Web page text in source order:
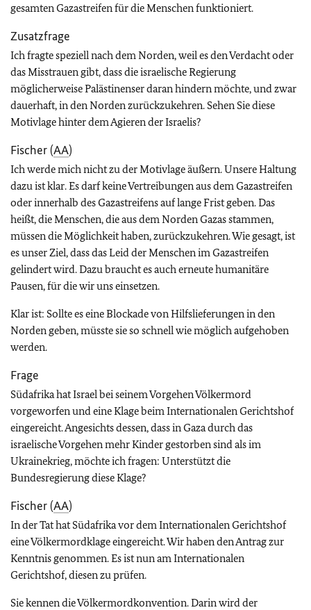
gesamten Gazastreifen für die Menschen funktioniert.
Zusatzfrage
Ich fragte speziell nach dem Norden, weil es den Verdacht oder
das Misstrauen gibt, dass die israelische Regierung
möglicherweise Palästinenser daran hindern möchte, und zwar
dauerhaft, in den Norden zurückzukehren. Sehen Sie diese
Motivlage hinter dem Agieren der Israelis?
Fischer (AA)
Ich werde mich nicht zu der Motivlage äußern. Unsere Haltung
dazu ist klar. Es darf keine Vertreibungen aus dem Gazastreifen
oder innerhalb des Gazastreifens auf lange Frist geben. Das
heißt, die Menschen, die aus dem Norden Gazas stammen,
müssen die Möglichkeit haben, zurückzukehren. Wie gesagt, ist
es unser Ziel, dass das Leid der Menschen im Gazastreifen
gelindert wird. Dazu braucht es auch erneute humanitäre
Pausen, für die wir uns einsetzen.
Klar ist: Sollte es eine Blockade von Hilfslieferungen in den
Norden geben, müsste sie so schnell wie möglich aufgehoben
werden.
Frage
Südafrika hat Israel bei seinem Vorgehen Völkermord
vorgeworfen und eine Klage beim Internationalen Gerichtshof
eingereicht. Angesichts dessen, dass in Gaza durch das
israelische Vorgehen mehr Kinder gestorben sind als im
Ukrainekrieg, möchte ich fragen: Unterstützt die
Bundesregierung diese Klage?
Fischer (AA)
In der Tat hat Südafrika vor dem Internationalen Gerichtshof
eine Völkermordklage eingereicht. Wir haben den Antrag zur
Kenntnis genommen. Es ist nun am Internationalen
Gerichtshof, diesen zu prüfen.
Sie kennen die Völkermordkonvention. Darin wird der